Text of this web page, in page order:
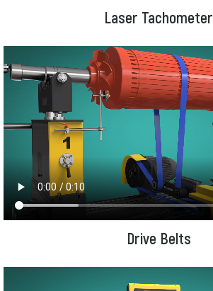
Laser Tachometer
Drive Belts